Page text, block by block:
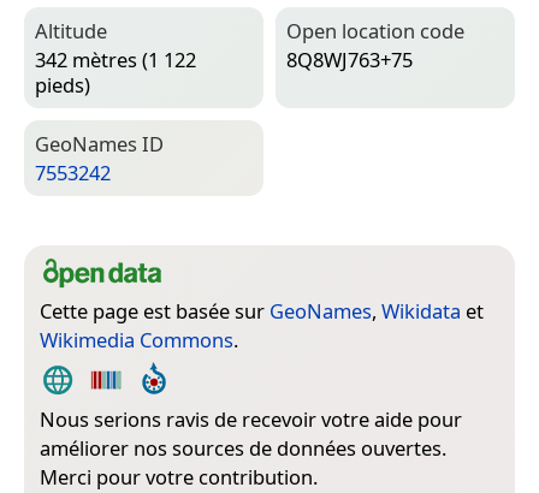
Altitude
342 mètres (1 122
pieds)
Open location code
8Q8WJ763+75
Geo­Names ID
7553242
Cette page est basée sur GeoNames, Wikidata et
Wikimedia Commons.
Nous serions ravis de recevoir votre aide pour
améliorer nos sources de données ouvertes.
Merci pour votre contribution.